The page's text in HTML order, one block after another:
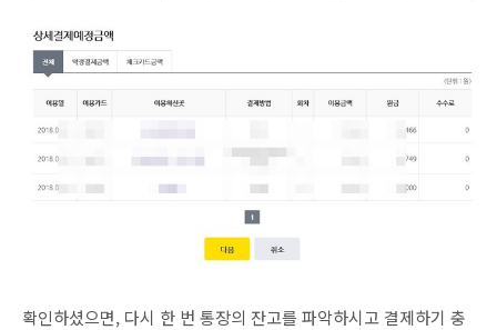
확인하셨으면, 다시 한 번 통장의 잔고를 파악하시고 결제하기 충